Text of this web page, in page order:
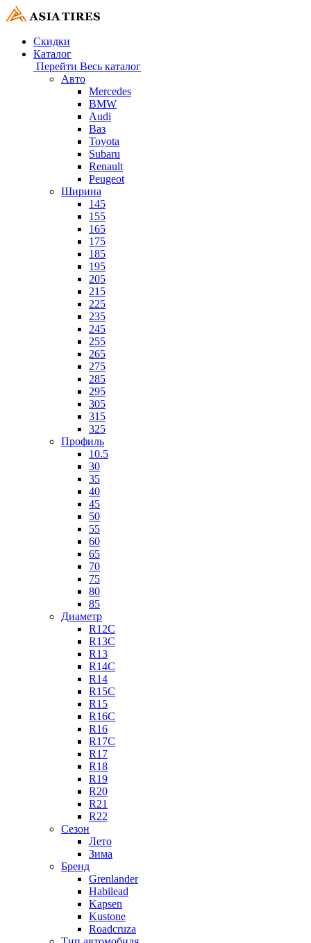
Скидки
Каталог
Перейти Весь каталог
Авто
Mercedes
BMW
Audi
Ваз
Toyota
Subaru
Renault
Peugeot
Ширина
145
155
165
175
185
195
205
215
225
235
245
255
265
275
285
295
305
315
325
Профиль
10.5
30
35
40
45
50
55
60
65
70
75
80
85
Диаметр
R12C
R13C
R13
R14C
R14
R15C
R15
R16C
R16
R17C
R17
R18
R19
R20
R21
R22
Сезон
Лето
Зима
Бренд
Grenlander
Habilead
Kapsen
Kustone
Roadcruza